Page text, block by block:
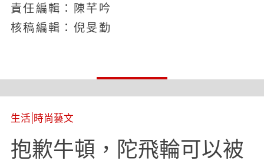
責任編輯：陳芊吟
核稿編輯：倪旻勤
生活 時尚藝文
抱歉牛頓，陀飛輪可以被